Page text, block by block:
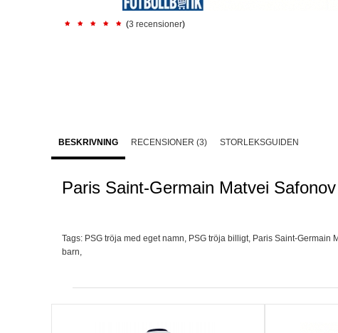
(3 recensioner)
BESKRIVNING RECENSIONER (3) STORLEKSGUIDEN
Paris Saint-Germain Matvei
Tags: PSG tröja med eget namn, PSG tröja billigt, Paris Saint-Germain
barn,